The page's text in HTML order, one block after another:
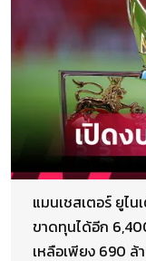
แมนเชสเตอร์ ยูไ
ขาดทุนได้อีก
เหลือเพียง 690 ล้